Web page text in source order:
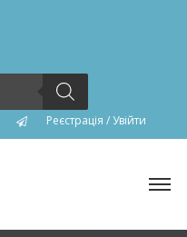
Реєстрація /Увійти